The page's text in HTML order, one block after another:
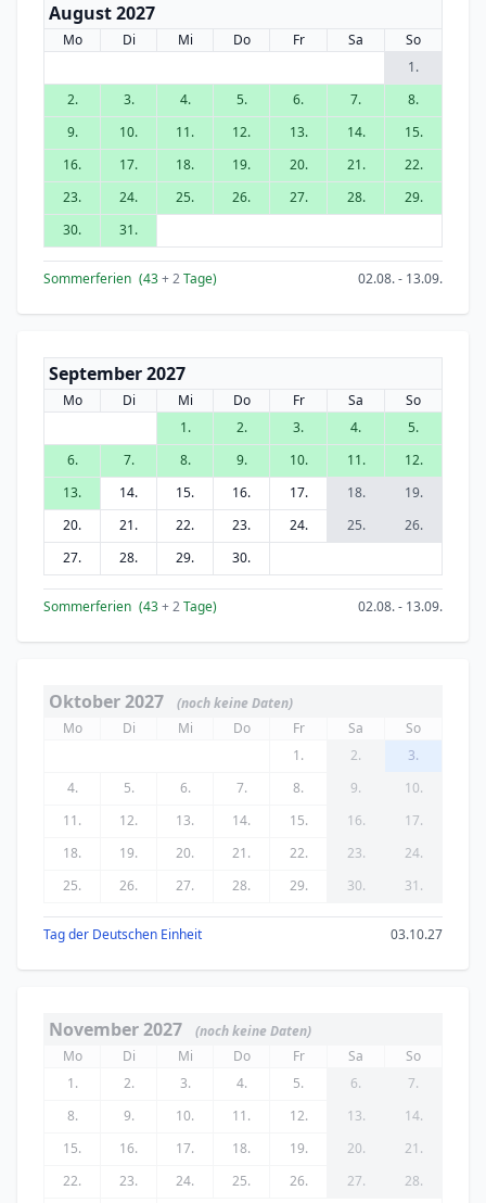
August 2027
Mo Di Mi Do Fr Sa
So
1.
2.
3. 4. 5. 6. 7.
8.
9.
10. 11. 12. 13. 14.
15.
16.
17. 18. 19. 20. 21.
22.
23.
24. 25. 26. 27. 28.
29.
30.
31.
Sommerferien (43+ 2Tage) 02.08. - 13.09.
September 2027
Mo Di Mi Do Fr Sa
So
1.
2. 3. 4.
5.
6.
7. 8. 9. 10. 11.
12.
13.
14. 15. 16. 17. 18.
19.
20.
21. 22. 23. 24. 25.
26.
27.
28. 29. 30.
Sommerferien (43+ 2Tage) 02.08. - 13.09.
Oktober 2027
(noch keine Daten)
Mo
Di Mi Do Fr Sa
So
1.
2.
3.
4.
5. 6. 7. 8. 9.
10.
11.
12. 13. 14. 15. 16.
17.
18.
19. 20. 21. 22. 23.
24.
25.
26. 27. 28. 29. 30. 31.
Tag der Deutschen Einheit 03.10.27
November 2027
(noch keine Daten)
Mo
Di Mi Do Fr Sa
So
1.
2. 3. 4. 5. 6.
7.
8.
9. 10. 11. 12. 13.
14.
15.
16. 17. 18. 19. 20.
21.
22.
23. 24. 25. 26. 27.
28.